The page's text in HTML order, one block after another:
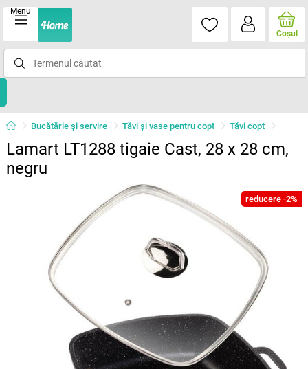
Menu
Coşul
Bucătărie și servire Tăvi şi vase pentru copt Tăvi copt
Lamart LT1288 tigaie Cast, 28 x 28 cm,
negru
reducere -2%